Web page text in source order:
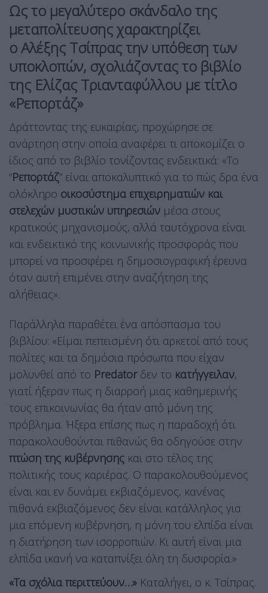
Ως το μεγαλύτερο σκάνδαλο της
μεταπολίτευσης χαρακτηρίζει
οΑλέξης Τσίπραςτην υπόθεση των
υποκλοπών, σχολιάζονταςτο βιβλίο
της Ελίζας Τριανταφύλλου με τίτλο
«Ρεπορτάζ»
Δράττοντας της ευκαιρίας, προχώρησε σε
ανάρτηση στην οποία αναφέρει τι αποκομίζει ο
ίδιος από το βιβλίο τονίζοντας ενδεικτικά: «Το
“Ρεπορτάζ” είναι αποκαλυπτικό για το πώς δρα ένα
ολόκληρο οικοσύστημα επιχειρηματιών και
στελεχών μυστικών υπηρεσιών μέσα στους
κρατικούς μηχανισμούς, αλλά ταυτόχρονα είναι
και ενδεικτικό της κοινωνικής προσφοράς που
μπορεί να προσφέρει η δημοσιογραφική έρευνα
όταν αυτή επιμένει στην αναζήτηση της
αλήθειας».
Παράλληλα παραθέτει ένα απόσπασμα του
βιβλίου: «Είμαι πεπεισμένη ότι αρκετοί από τους
πολίτες και τα δημόσια πρόσωπα που είχαν
μολυνθεί από το Predator δεν το κατήγγειλαν,
γιατί ήξεραν πως η διαρροή μιας καθημερινής
τους επικοινωνίας θα ήταν από μόνη της
πρόβλημα. Ήξερα επίσης πως η παραδοχή ότι
παρακολουθούνται πιθανώς θα οδηγούσε στην
πτώση της κυβέρνησης και στο τέλος της
πολιτικής τους καριέρας. Ο παρακολουθούμενος
είναι και εν δυνάμει εκβιαζόμενος, κανένας
πιθανά εκβιαζόμενος δεν είναι κατάλληλος για
μια επόμενη κυβέρνηση, η μόνη του ελπίδα είναι
η διατήρηση των ισορροπιών. Κι αυτή είναι μια
ελπίδα ικανή να καταπνίξει όλη τη δυσφορία.»
«Τα σχόλια περιττεύουν…» Καταλήγει, ο κ. Τσίπρας.